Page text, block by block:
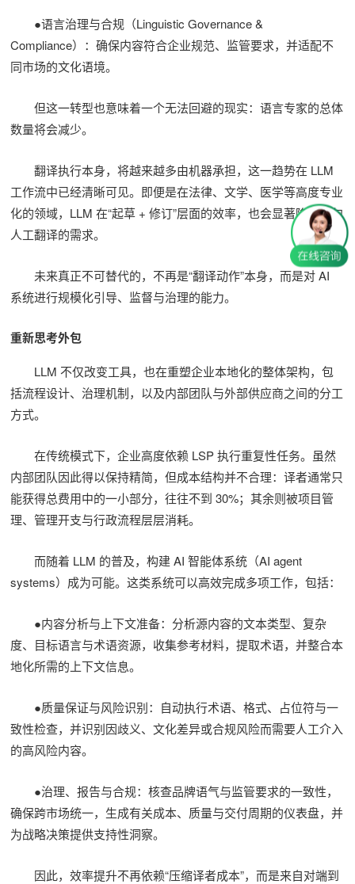
●语言治理与合规（Linguistic Governance &
Compliance）：确保内容符合企业规范、监管要求，并适配不
同市场的文化语境。
但这一转型也意味着一个无法回避的现实：语言专家的总体
数量将会减少。
翻译执行本身，将越来越多由机器承担，这一趋势在 LLM
工作流中已经清晰可见。即便是在法律、文学、医学等高度专业
化的领域，LLM 在“起草 + 修订”层面的效率，也会显著降低逐句
人工翻译的需求。
未来真正不可替代的，不再是“翻译动作”本身，而是对 AI
系统进行规模化引导、监督与治理的能力。
重新思考外包
LLM 不仅改变工具，也在重塑企业本地化的整体架构，包
括流程设计、治理机制，以及内部团队与外部供应商之间的分工
方式。
在传统模式下，企业高度依赖 LSP 执行重复性任务。虽然
内部团队因此得以保持精简，但成本结构并不合理：译者通常只
能获得总费用中的一小部分，往往不到 30%；其余则被项目管
理、管理开支与行政流程层层消耗。
而随着 LLM 的普及，构建 AI 智能体系统（AI agent
systems）成为可能。这类系统可以高效完成多项工作，包括：
●内容分析与上下文准备：分析源内容的文本类型、复杂
度、目标语言与术语资源，收集参考材料，提取术语，并整合本
地化所需的上下文信息。
●质量保证与风险识别：自动执行术语、格式、占位符与一
致性检查，并识别因歧义、文化差异或合规风险而需要人工介入
的高风险内容。
●治理、报告与合规：核查品牌语气与监管要求的一致性，
确保跨市场统一，生成有关成本、质量与交付周期的仪表盘，并
为战略决策提供支持性洞察。
因此，效率提升不再依赖“压缩译者成本”，而是来自对端到